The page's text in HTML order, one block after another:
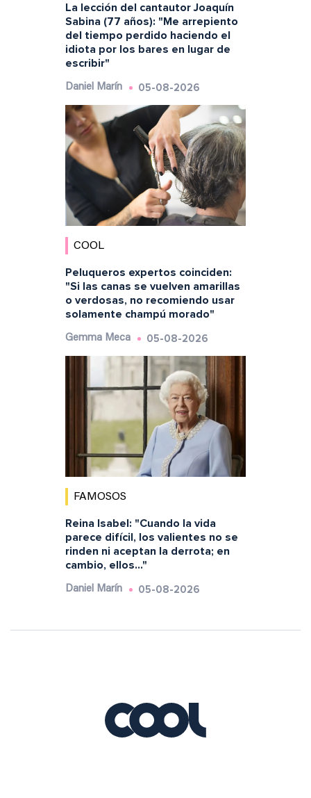
La lección del cantautor Joaquín
Sabina (77 años): "Me arrepiento
del tiempo perdido haciendo el
idiota por los bares en lugar de
escribir"
Daniel Marín 05-08-2026
COOL
Peluqueros expertos coinciden:
"Si las canas se vuelven amarillas
o verdosas, no recomiendo usar
solamente champú morado"
Gemma Meca 05-08-2026
FAMOSOS
Reina Isabel: "Cuando la vida
parece difícil, los valientes no se
rinden ni aceptan la derrota; en
cambio, ellos..."
Daniel Marín 05-08-2026